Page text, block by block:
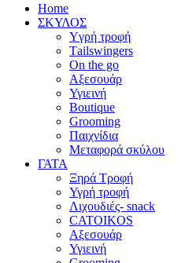
Home
ΣΚΥΛΟΣ
Yγρή τροφή
Τailswingers
On the go
Αξεσουάρ
Υγιεινή
Boutique
Grooming
Παιχνίδια
Μεταφορά σκύλου
ΓΑΤΑ
Ξηρά Τροφή
Υγρή τροφή
Λιχουδιές- snack
CATOIKOS
Αξεσουάρ
Υγιεινή